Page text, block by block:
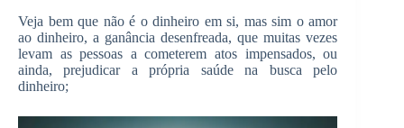
Veja bem que não é o dinheiro em si, mas sim o amor
ao dinheiro, a ganância desenfreada, que muitas vezes
levam as pessoas a cometerem atos impensados, ou
ainda, prejudicar a própria saúde na busca pelo
dinheiro;